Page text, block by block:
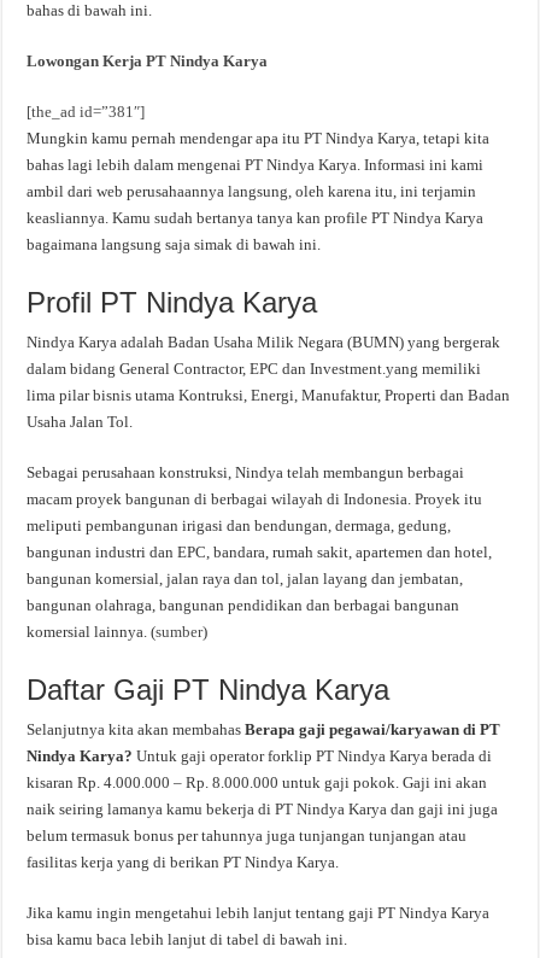
bahas di bawah ini.
Lowongan Kerja PT Nindya Karya
[the_ad id=”381″]
Mungkin kamu pernah mendengar apa itu PT Nindya Karya, tetapi kita
bahas lagi lebih dalam mengenai PT Nindya Karya. Informasi ini kami
ambil dari web perusahaannya langsung, oleh karena itu, ini terjamin
keasliannya. Kamu sudah bertanya tanya kan profile PT Nindya Karya
bagaimana langsung saja simak di bawah ini.
Profil PT Nindya Karya
Nindya Karya adalah Badan Usaha Milik Negara (BUMN) yang bergerak
dalam bidang General Contractor, EPC dan Investment.yang memiliki
lima pilar bisnis utama Kontruksi, Energi, Manufaktur, Properti dan Badan
Usaha Jalan Tol.
Sebagai perusahaan konstruksi, Nindya telah membangun berbagai
macam proyek bangunan di berbagai wilayah di Indonesia. Proyek itu
meliputi pembangunan irigasi dan bendungan, dermaga, gedung,
bangunan industri dan EPC, bandara, rumah sakit, apartemen dan hotel,
bangunan komersial, jalan raya dan tol, jalan layang dan jembatan,
bangunan olahraga, bangunan pendidikan dan berbagai bangunan
komersial lainnya. (sumber)
Daftar Gaji PT Nindya Karya
Selanjutnya kita akan membahasBerapa gaji pegawai/karyawan di PT
Nindya Karya?Untuk gaji operator forklip PT Nindya Karya berada di
kisaran Rp. 4.000.000 – Rp. 8.000.000 untuk gaji pokok. Gaji ini akan
naik seiring lamanya kamu bekerja di PT Nindya Karya dan gaji ini juga
belum termasuk bonus per tahunnya juga tunjangan tunjangan atau
fasilitas kerja yang di berikan PT Nindya Karya.
Jika kamu ingin mengetahui lebih lanjut tentang gaji PT Nindya Karya
bisa kamu baca lebih lanjut di tabel di bawah ini.